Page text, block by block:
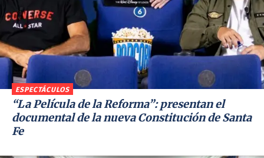
ESPECTÁCULOS
“La Película de la Reforma”: presentan el
documental de la nueva Constitución de Santa
Fe